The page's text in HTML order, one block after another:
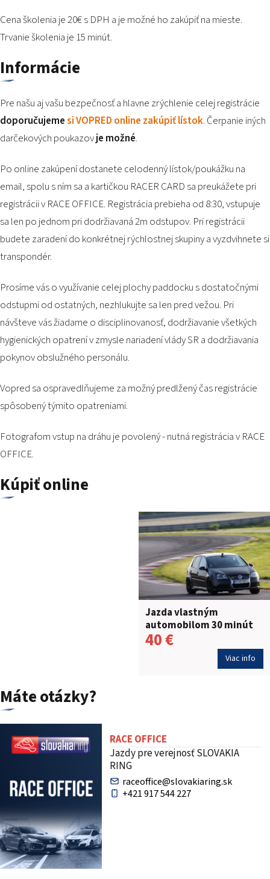
Cena školenia je 20€ s DPH a je možné ho zakúpiť na mieste.
Trvanie školenia je 15 minút.
Informácie
Pre našu aj vašu bezpečnosť a hlavne zrýchlenie celej registrácie
doporučujemesi VOPRED online zakúpiť lístok. Čerpanie iných
darčekových poukazovje možné.
Po online zakúpení dostanete celodenný lístok/poukážku na
email, spolu s ním sa a kartičkou RACER CARD sa preukážete pri
registrácii v RACE OFFICE. Registrácia prebieha od 8:30, vstupuje
sa len po jednom pri dodržiavaná 2m odstupov. Pri registrácii
budete zaradení do konkrétnej rýchlostnej skupiny a vyzdvihnete si
transpondér.
Prosíme vás o využívanie celej plochy paddocku s dostatočnými
odstupmi od ostatných, nezhlukujte sa len pred vežou. Pri
návšteve vás žiadame o disciplinovanosť, dodržiavanie všetkých
hygienických opatrení v zmysle nariadení vlády SR a dodržiavania
pokynov obslužného personálu.
Vopred sa ospravedlňujeme za možný predlžený čas registrácie
spôsobený týmito opatreniami.
Fotografom vstup na dráhu je povolený - nutná registrácia v RACE
OFFICE.
Kúpiť online
Jazda vlastným
automobilom 30 minút
40 €
Viac info
Máte otázky?
RACE OFFICE
Jazdy pre verejnosť SLOVAKIA
RING
raceoffice@slovakiaring.sk
+421 917 544 227